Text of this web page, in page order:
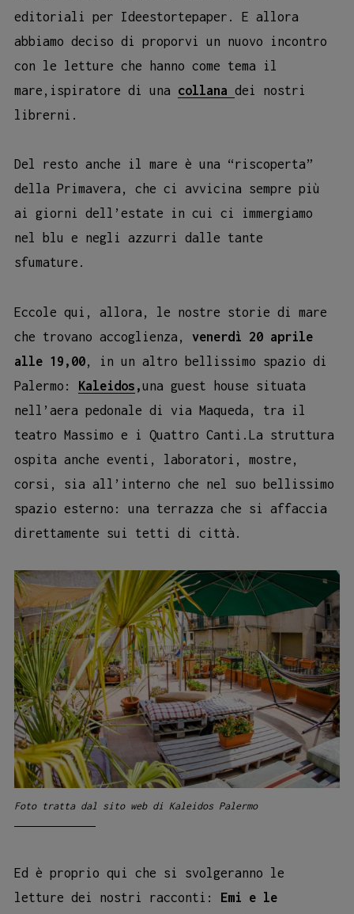
editoriali per Ideestortepaper. E allora
abbiamo deciso di proporvi un nuovo incontro
con le letture che hanno come tema il
mare,ispiratore di una collana dei nostri
librerni.
Del resto anche il mare è una “riscoperta”
della Primavera, che ci avvicina sempre più
ai giorni dell’estate in cui ci immergiamo
nel blu e negli azzurri dalle tante
sfumature.
Eccole qui, allora, le nostre storie di mare
che trovano accoglienza, venerdì 20 aprile
alle 19,00, in un altro bellissimo spazio di
Palermo: Kaleidos ,una guest house situata
nell’aera pedonale di via Maqueda, tra il
teatro Massimo e i Quattro Canti.La struttura
ospita anche eventi, laboratori, mostre,
corsi, sia all’interno che nel suo bellissimo
spazio esterno: una terrazza che si affaccia
direttamente sui tetti di città.
Foto tratta dal sito web di Kaleidos Palermo
Ed è proprio qui che si svolgeranno le
letture dei nostri racconti:
Emi e le